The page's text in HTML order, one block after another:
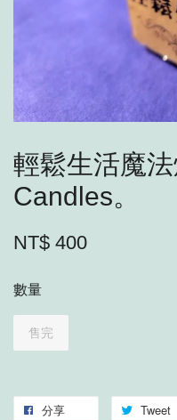
輕鬆生活魔
Candles。
NT$ 400
數量
售完
分享 Tweet